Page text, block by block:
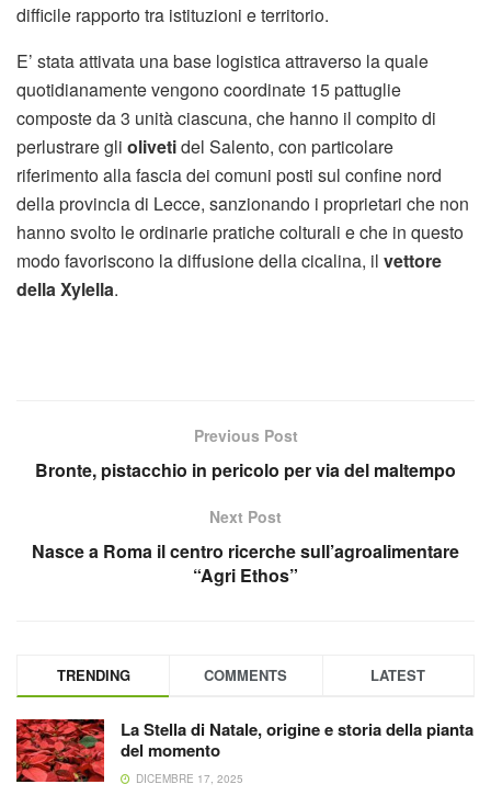
difficile rapporto tra istituzioni e territorio.
E’ stata attivata una base logistica attraverso la quale
quotidianamente vengono coordinate 15 pattuglie
composte da 3 unità ciascuna, che hanno il compito di
perlustrare gli olivetidel Salento, con particolare
riferimento alla fascia dei comuni posti sul confine nord
della provincia di Lecce, sanzionando i proprietari che non
hanno svolto le ordinarie pratiche colturali e che in questo
modo favoriscono la diffusione della cicalina, il vettore
della Xylella.
Previous Post
Bronte, pistacchio in pericolo per via del maltempo
Next Post
Nasce a Roma il centro ricerche sull’agroalimentare
“Agri Ethos”
TRENDING COMMENTS LATEST
La Stella di Natale, origine e storia della pianta
del momento
DICEMBRE 17, 2025